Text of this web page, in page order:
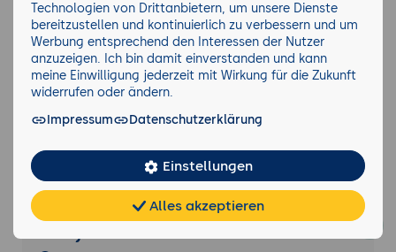
3 Tage
KI-Unterstützung für IT-
Sicherheitskoordinatoren
5 Tage
KI-unterstütztes
Informationsmanagement -
Teilen FAQ Cookies
Technologien von Drittanbietern, um unsere Dienste
bereitzustellen und kontinuierlich zu verbessern und um
Werbung entsprechend den Interessen der Nutzer
anzuzeigen. Ich bin damit einverstanden und kann
meine Einwilligung jederzeit mit Wirkung für die Zukunft
widerrufen oder ändern.
Impressum
Datenschutzerklärung
Einstellungen
Alles akzeptieren